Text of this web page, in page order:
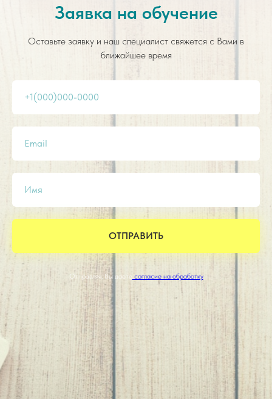
Заявка на обучение
Оставьте заявку и наш специалист свяжется с Вами в
ближайшее время
+1(000)000-0000
Email
Имя
ОТПРАВИТЬ
Отправляя, Вы даетесогласие на обработку